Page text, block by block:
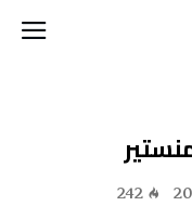
242